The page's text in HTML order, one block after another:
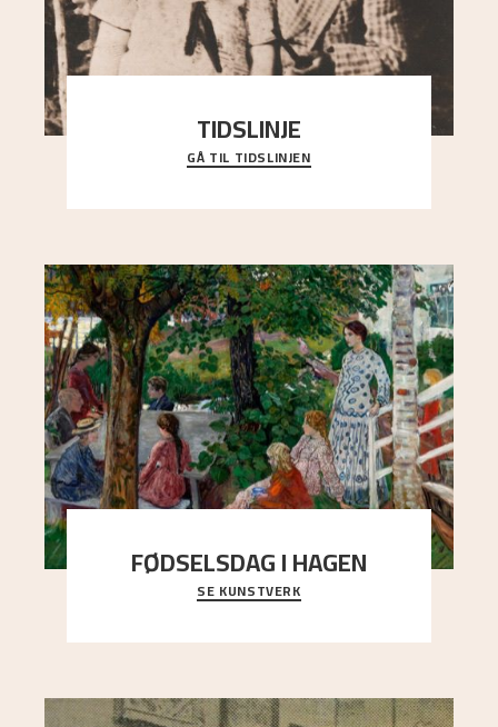
TIDSLINJE
Bli kjent med Nikolai Astrups liv, kunstnerskap og
ettermæle i en interaktiv presentasjon.
GÅ TIL TIDSLINJEN
FØDSELSDAG I HAGEN
En gruppe mennesker er samlet under de store
trekronene i prestegårdshagen...
SE KUNSTVERK